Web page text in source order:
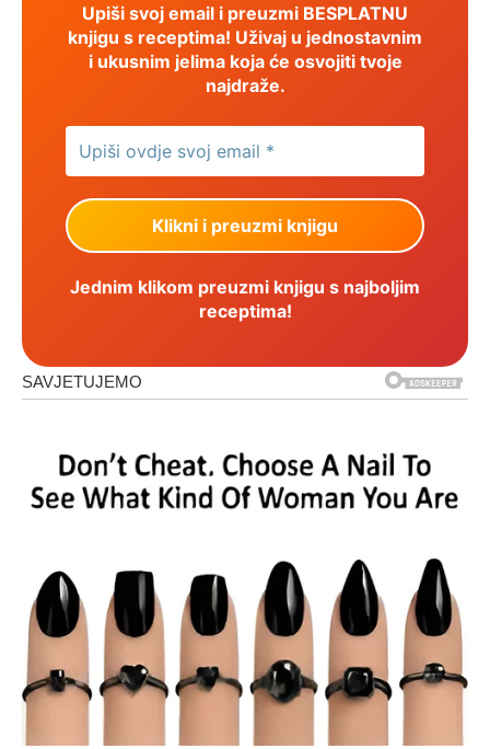
Upiši svoj email i preuzmi BESPLATNU
knjigu s receptima! Uživaj u jednostavnim
i ukusnim jelima koja će osvojiti tvoje
najdraže.
Jednim klikom preuzmi knjigu s najboljim
receptima!